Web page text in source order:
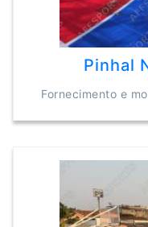
Pinhal
Fornecimento e